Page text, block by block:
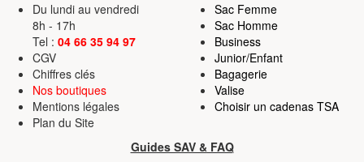
Du lundi au vendredi
8h - 17h
Tel : 04 66 35 94 97
CGV
Chiffres clés
Nos boutiques
Mentions légales
Plan du Site
Sac Femme
Sac Homme
Business
Junior/Enfant
Bagagerie
Valise
Choisir un cadenas TSA
Guides SAV & FAQ